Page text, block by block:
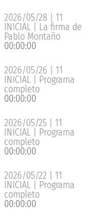
2026/05/28 | 11
INICIAL | La firma de
Pablo Montaño
00:00:00
2026/05/26 | 11
INICIAL | Programa
completo
00:00:00
2026/05/25 | 11
INICIAL | Programa
completo
00:00:00
2026/05/22 | 11
INICIAL | Programa
completo
00:00:00